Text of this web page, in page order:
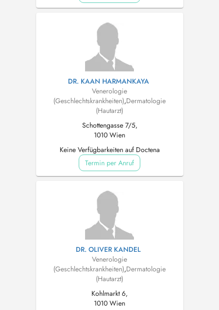
DR. KAAN HARMANKAYA
Venerologie
(Geschlechtskrankheiten),Dermatologie
(Hautarzt)
Schottengasse 7/5,
1010 Wien
Keine Verfügbarkeiten auf Doctena
Termin per Anruf
DR. OLIVER KANDEL
Venerologie
(Geschlechtskrankheiten),Dermatologie
(Hautarzt)
Kohlmarkt 6,
1010 Wien